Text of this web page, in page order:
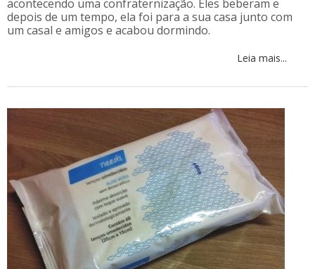
acontecendo uma confraternização. Eles beberam e
depois de um tempo, ela foi para a sua casa junto com
um casal e amigos e acabou dormindo.
Leia mais...